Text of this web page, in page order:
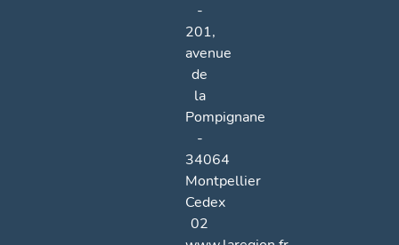
-
201,
avenue
de
la
Pompignane
-
34064
Montpellier
Cedex
02